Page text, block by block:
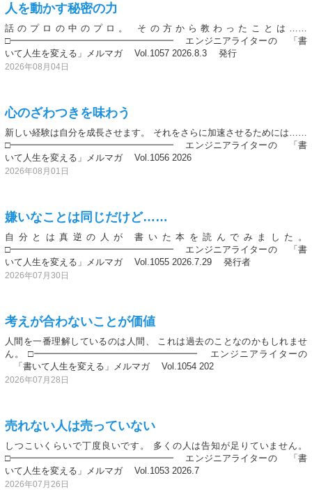
人を動かす秘密の力
話のプロの中のプロ。 その方から教わったことは……
□━━━━━━━━━━━━━━━━━━ エンジニアライターの 「書
いて人生を変える」メルマガ Vol.1057 2026.8.3 発行
2026年08月04日
心のざわつきを味わう
新しい経験は自分を成長させます。 それをさらに加速させるためには……
□━━━━━━━━━━━━━━━━━━ エンジニアライターの 「書
いて人生を変える」メルマガ Vol.1056 2026
2026年08月01日
嫌いなことは同じだけど……
自分とは真逆の人が 書いた本を読んでみました。
□━━━━━━━━━━━━━━━━━━ エンジニアライターの 「書
いて人生を変える」メルマガ Vol.1055 2026.7.29 発行者
2026年07月30日
考えが合わないことが価値
人間を一番理解しているのは人間、 これは過去のことなのかもしれませ
ん。 □━━━━━━━━━━━━━━━━━━ エンジニアライターの
「書いて人生を変える」メルマガ Vol.1054 202
2026年07月28日
売れない人は売っていない
しつこいくらいで丁度良いです。 多くの人は告知が足りていません。
□━━━━━━━━━━━━━━━━━━ エンジニアライターの 「書
いて人生を変える」メルマガ Vol.1053 2026.7
2026年07月26日